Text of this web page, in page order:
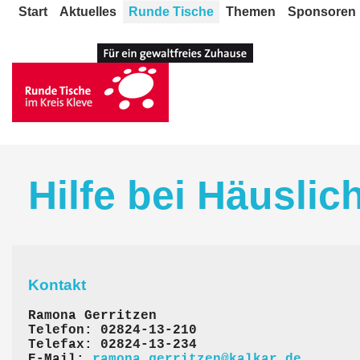
Start Aktuelles Runde Tische Themen Sponsoren
Hilfe bei
Kontakt
Ramona Gerritzen
Telefon: 02824-13-210
Telefax: 02824-13-234